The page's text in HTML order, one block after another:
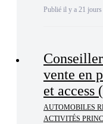
Publié il y a 21 jours
vente en
et access
AUTOMOBILES
ACTIVITÉS